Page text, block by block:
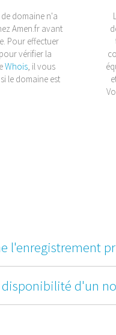
domaine n'a
Amen.fr avant
Pour effectuer
vérifier la
Whois, il vous
le domaine est
l'enregistrement
d'un